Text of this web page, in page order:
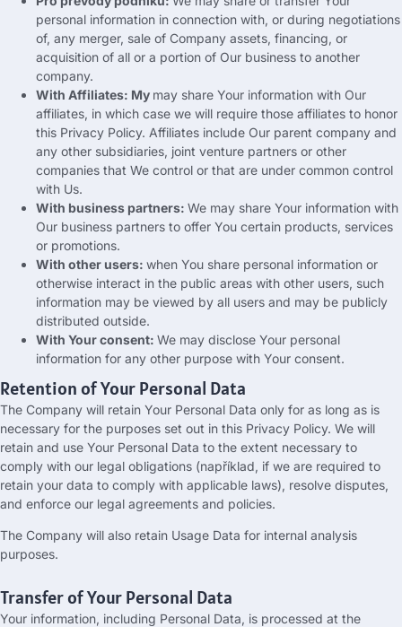
personal information in connection with, or during negotiations
of, any merger, sale of Company assets, financing, or
acquisition of all or a portion of Our business to another
company.
With Affiliates: My may share Your information with Our
affiliates, in which case we will require those affiliates to honor
this Privacy Policy. Affiliates include Our parent company and
any other subsidiaries, joint venture partners or other
companies that We control or that are under common control
with Us.
With business partners: We may share Your information with
Our business partners to offer You certain products, services
or promotions.
With other users: when You share personal information or
otherwise interact in the public areas with other users, such
information may be viewed by all users and may be publicly
distributed outside.
With Your consent: We may disclose Your personal
information for any other purpose with Your consent.
Retention of Your Personal Data
The Company will retain Your Personal Data only for as long as is
necessary for the purposes set out in this Privacy Policy. We will
retain and use Your Personal Data to the extent necessary to
comply with our legal obligations (například, if we are required to
retain your data to comply with applicable laws), resolve disputes,
and enforce our legal agreements and policies.
The Company will also retain Usage Data for internal analysis
purposes.
Transfer of Your Personal Data
Your information, including Personal Data, is processed at the